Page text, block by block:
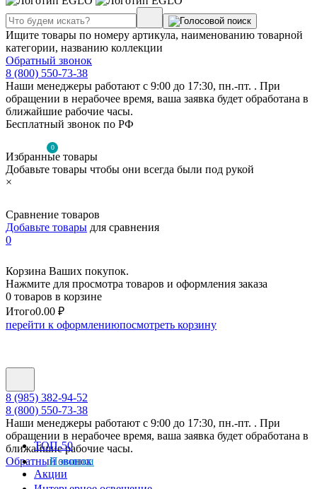
Ищите товары по номеру артикула, наименованию товарной
категории, названию коллекции
Обратный звонок
8 (800) 550-73-38
Наши менеджеры работают с 9:00 до 17:30, пн.-пт. . При
обращении в нерабочее время, ваша заявка будет обработана в
ближайшие рабочие часы.
Бесплатный звонок по РФ
0
Избранные товары
Добавьте товары чтобы они всегда были под рукой
×
Сравнение товаров
Добавьте товары для сравнения
0
Корзина Ваших покупок.
Нажмите для просмотра товаров и оформления заказа
0 товаров в корзине
Итого0.00 ₽
перейти к оформлениюпосмотреть корзину
8 (985) 382-94-52
8 (800) 550-73-38
Наши менеджеры работают с 9:00 до 17:30, пн.-пт. . При
обращении в нерабочее время, ваша заявка будет обработана в
ближайшие рабочие часы.
Обратный звонок
ТОП-50
Новинки
Акции